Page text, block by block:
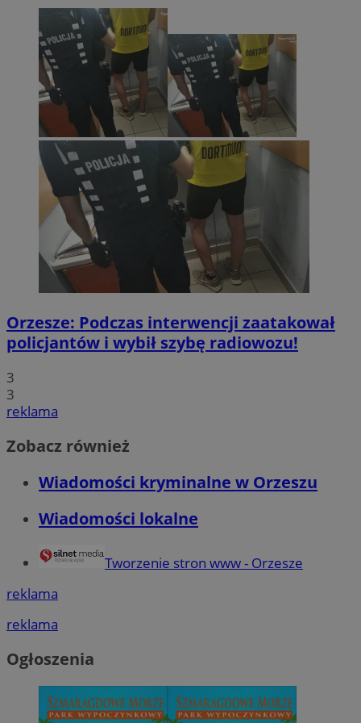
Orzesze: Podczas interwencji zaatakował
policjantów i wybił szybę radiowozu!
3
3
reklama
Zobacz również
Wiadomości kryminalne w Orzeszu
Wiadomości lokalne
Tworzenie stron www - Orzesze
reklama
reklama
Ogłoszenia